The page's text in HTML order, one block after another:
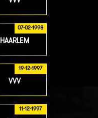
07-02-1998
HAARLEM
19-12-1997
VVV
11-12-1997